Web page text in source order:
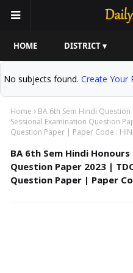
HOME DISTRICT ▾
No subjects found. Create Your
Home BA 6th Sem Hindi Question
Sessional Examination Question
Question Paper | Paper Code :
BA 6th Sem Hindi
Question Paper 2023 |
Question Paper | Paper